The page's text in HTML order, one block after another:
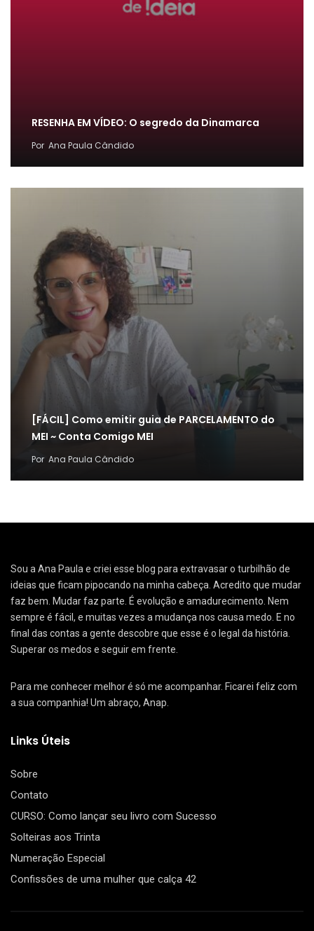
RESENHA EM VÍDEO: O segredo da Dinamarca
Por Ana Paula Cândido
[FÁCIL] Como emitir guia de PARCELAMENTO do
MEI ~ Conta Comigo MEI
Por Ana Paula Cândido
Sou a Ana Paula e criei esse blog para extravasar o turbilhão de
ideias que ficam pipocando na minha cabeça. Acredito que mudar
faz bem. Mudar faz parte. É evolução e amadurecimento. Nem
sempre é fácil, e muitas vezes a mudança nos causa medo. E no
final das contas a gente descobre que esse é o legal da história.
Superar os medos e seguir em frente.
Para me conhecer melhor é só me acompanhar. Ficarei feliz com
a sua companhia! Um abraço, Anap.
Links Úteis
Sobre
Contato
CURSO: Como lançar seu livro com Sucesso
Solteiras aos Trinta
Numeração Especial
Confissões de uma mulher que calça 42